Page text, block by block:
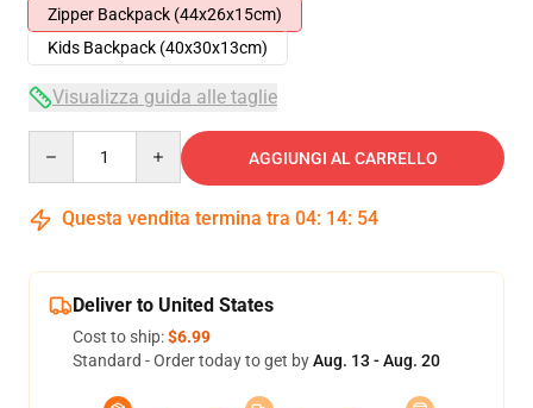
Zipper Backpack (44x26x15cm)
Kids Backpack (40x30x13cm)
Visualizza guida alle taglie
AGGIUNGI AL CARRELLO
Questa vendita termina tra 04: 14: 54
Deliver to United States
Cost to ship:$6.99
Standard - Order today to get byAug. 13 - Aug. 20